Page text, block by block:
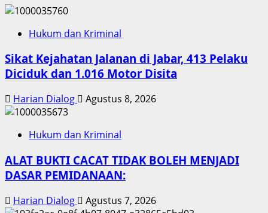
Hukum dan Kriminal
Sikat Kejahatan Jalanan di Jabar, 413 Pelaku
Diciduk dan 1.016 Motor Disita
Harian Dialog Agustus 8, 2026
Hukum dan Kriminal
ALAT BUKTI CACAT TIDAK BOLEH MENJADI
DASAR PEMIDANAAN:
Harian Dialog Agustus 7, 2026